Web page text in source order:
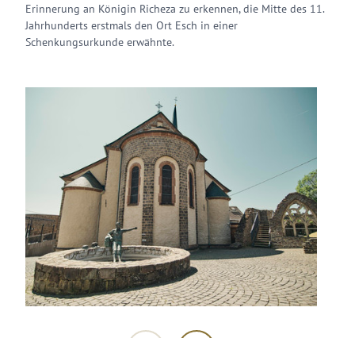
Erinnerung an Königin Richeza zu erkennen, die Mitte des 11.
Jahrhunderts erstmals den Ort Esch in einer
Schenkungsurkunde erwähnte.